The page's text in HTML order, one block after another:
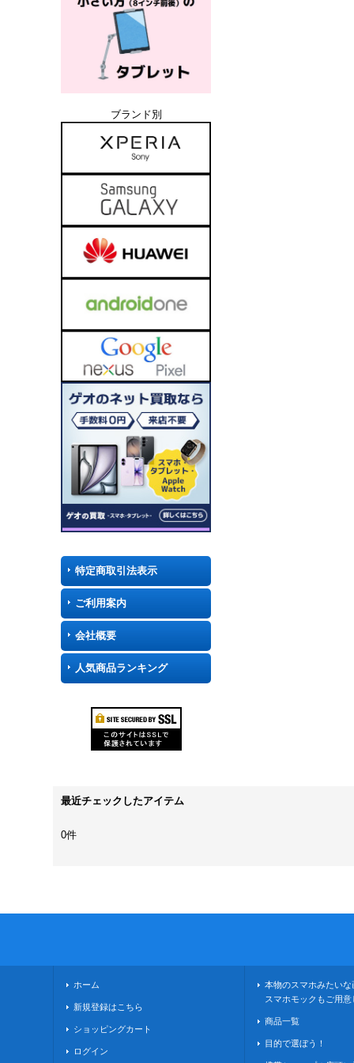
ブランド別
特定商取引法表示
ご利用案内
会社概要
人気商品ランキング
最近チェックしたアイテム
0件
ホーム
新規登録はこちら
ショッピングカート
ログイン
本物のスマホみたい
スマホモックもご用
商品一覧
目的で選ぼう！